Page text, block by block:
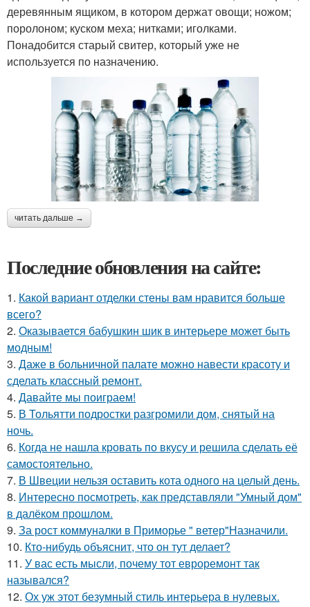
деревянным ящиком, в котором держат овощи; ножом;
поролоном; куском меха; нитками; иголками.
Понадобится старый свитер, который уже не
используется по назначению.
читать дальше →
Последние обновления на сайте:
1. Какой вариант отделки стены вам нравится больше
всего?
2. Оказывается бабушкин шик в интерьере может быть
модным!
3. Даже в больничной палате можно навести красоту и
сделать классный ремонт.
4. Давайте мы поиграем!
5. В Тольятти подростки разгромили дом, снятый на
ночь.
6. Когда не нашла кровать по вкусу и решила сделать её
самостоятельно.
7. В Швеции нельзя оставить кота одного на целый день.
8. Интересно посмотреть, как представляли "Умный дом"
в далёком прошлом.
9. За рост коммуналки в Приморье " ветер"Назначили.
10. Кто-нибудь объяснит, что он тут делает?
11. У вас есть мысли, почему тот евроремонт так
назывался?
12. Ох уж этот безумный стиль интерьера в нулевых.